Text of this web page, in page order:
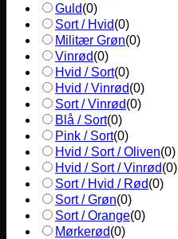
Guld(0)
Sort / Hvid(0)
Militær Grøn(0)
Vinrød(0)
Hvid / Sort(0)
Hvid / Vinrød(0)
Sort / Vinrød(0)
Blå / Sort(0)
Pink / Sort(0)
Hvid / Sort / Oliven(0)
Hvid / Sort / Vinrød(0)
Sort / Hvid / Rød(0)
Sort / Grøn(0)
Sort / Orange(0)
Mørkerød(0)